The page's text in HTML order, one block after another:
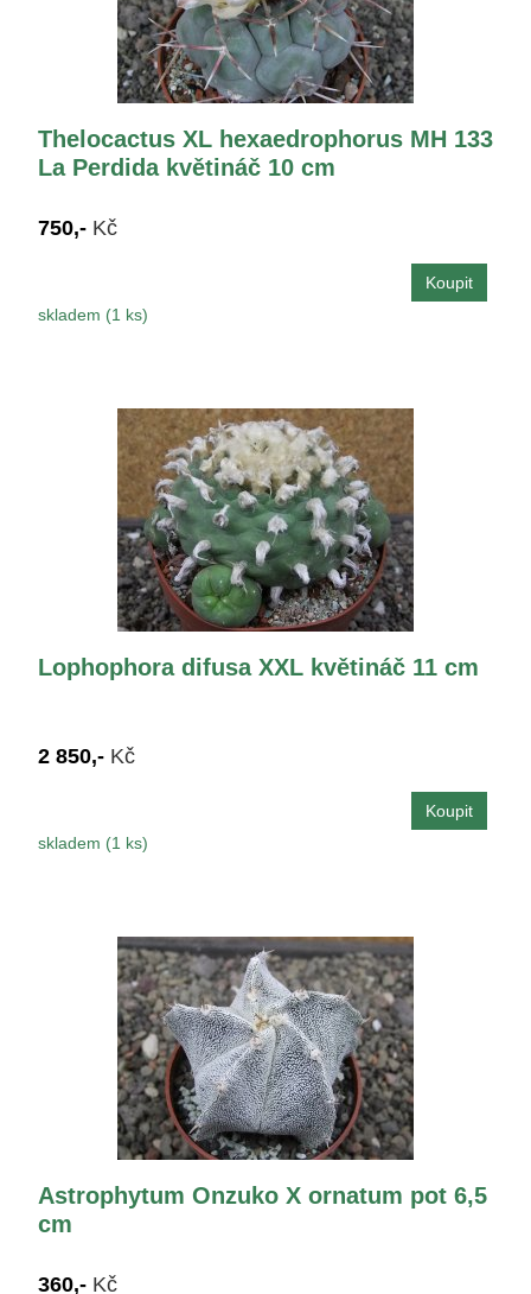
Thelocactus XL hexaedrophorus MH 133
La Perdida květináč 10 cm
750,- Kč
skladem (1 ks)
Lophophora difusa XXL květináč 11 cm
2 850,- Kč
skladem (1 ks)
Astrophytum Onzuko X ornatum pot 6,5
cm
360,- Kč